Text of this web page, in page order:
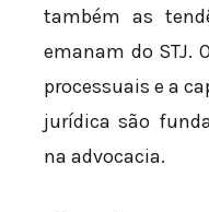
também as
emanam do STJ.
processuais e a
jurídica são
na advocacia.